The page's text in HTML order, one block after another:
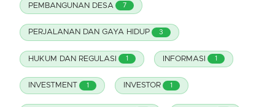
PEMBANGUNAN DESA 7
PERJALANAN DAN GAYA HIDUP 3
HUKUM DAN REGULASI 1 INFORMASI 1
INVESTMENT 1 INVESTOR 1